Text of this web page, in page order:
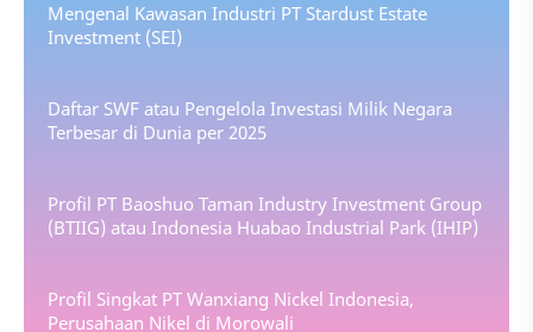
Mengenal Kawasan Industri PT Stardust Estate
Investment (SEI)
Daftar SWF atau Pengelola Investasi Milik Negara
Terbesar di Dunia per 2025
Profil PT Baoshuo Taman Industry Investment Group
(BTIIG) atau Indonesia Huabao Industrial Park (IHIP)
Profil Singkat PT Wanxiang Nickel Indonesia,
Perusahaan Nikel di Morowali